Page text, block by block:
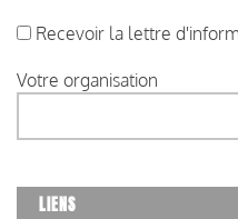
Recevoir la lettre
Votre organisation
LIENS